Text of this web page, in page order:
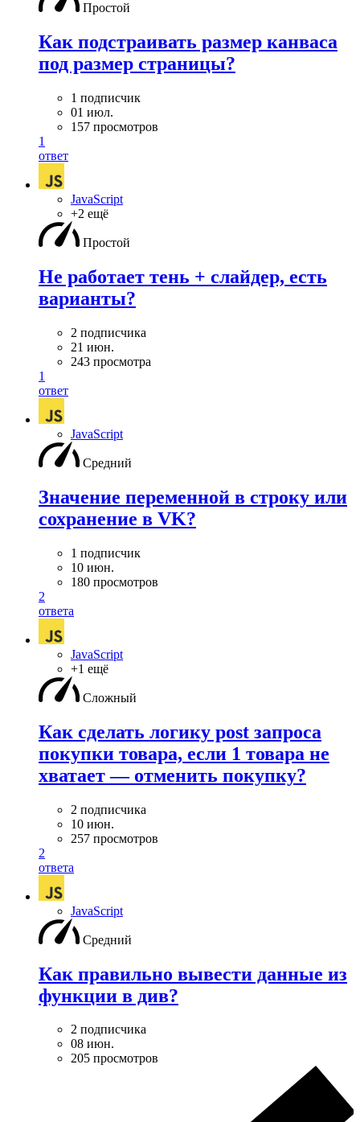
Простой
Как подстраивать размер канваса
под размер страницы?
1 подписчик
01 июл.
157 просмотров
1
ответ
JavaScript
+2 ещё
Простой
Не работает тень + слайдер, есть
варианты?
2 подписчика
21 июн.
243 просмотра
1
ответ
JavaScript
Средний
Значение переменной в строку или
сохранение в VK?
1 подписчик
10 июн.
180 просмотров
2
ответа
JavaScript
+1 ещё
Сложный
Как сделать логику post запроса
покупки товара, если 1 товара не
хватает — отменить покупку?
2 подписчика
10 июн.
257 просмотров
2
ответа
JavaScript
Средний
Как правильно вывести данные из
функции в див?
2 подписчика
08 июн.
205 просмотров